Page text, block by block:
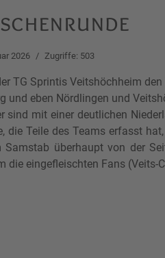
2026 Zugriffe: 503
TG Sprintis Veitshöchheim
und eben Nördlingen und
mit einer deutlichen
die Teile des Teams erfasst
Samstab überhaupt von der
die eingefleischten Fans
Weimar zu Gast an der Isar